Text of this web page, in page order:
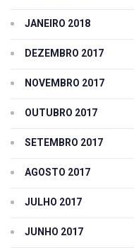
JANEIRO 2018
DEZEMBRO 2017
NOVEMBRO 2017
OUTUBRO 2017
SETEMBRO 2017
AGOSTO 2017
JULHO 2017
JUNHO 2017